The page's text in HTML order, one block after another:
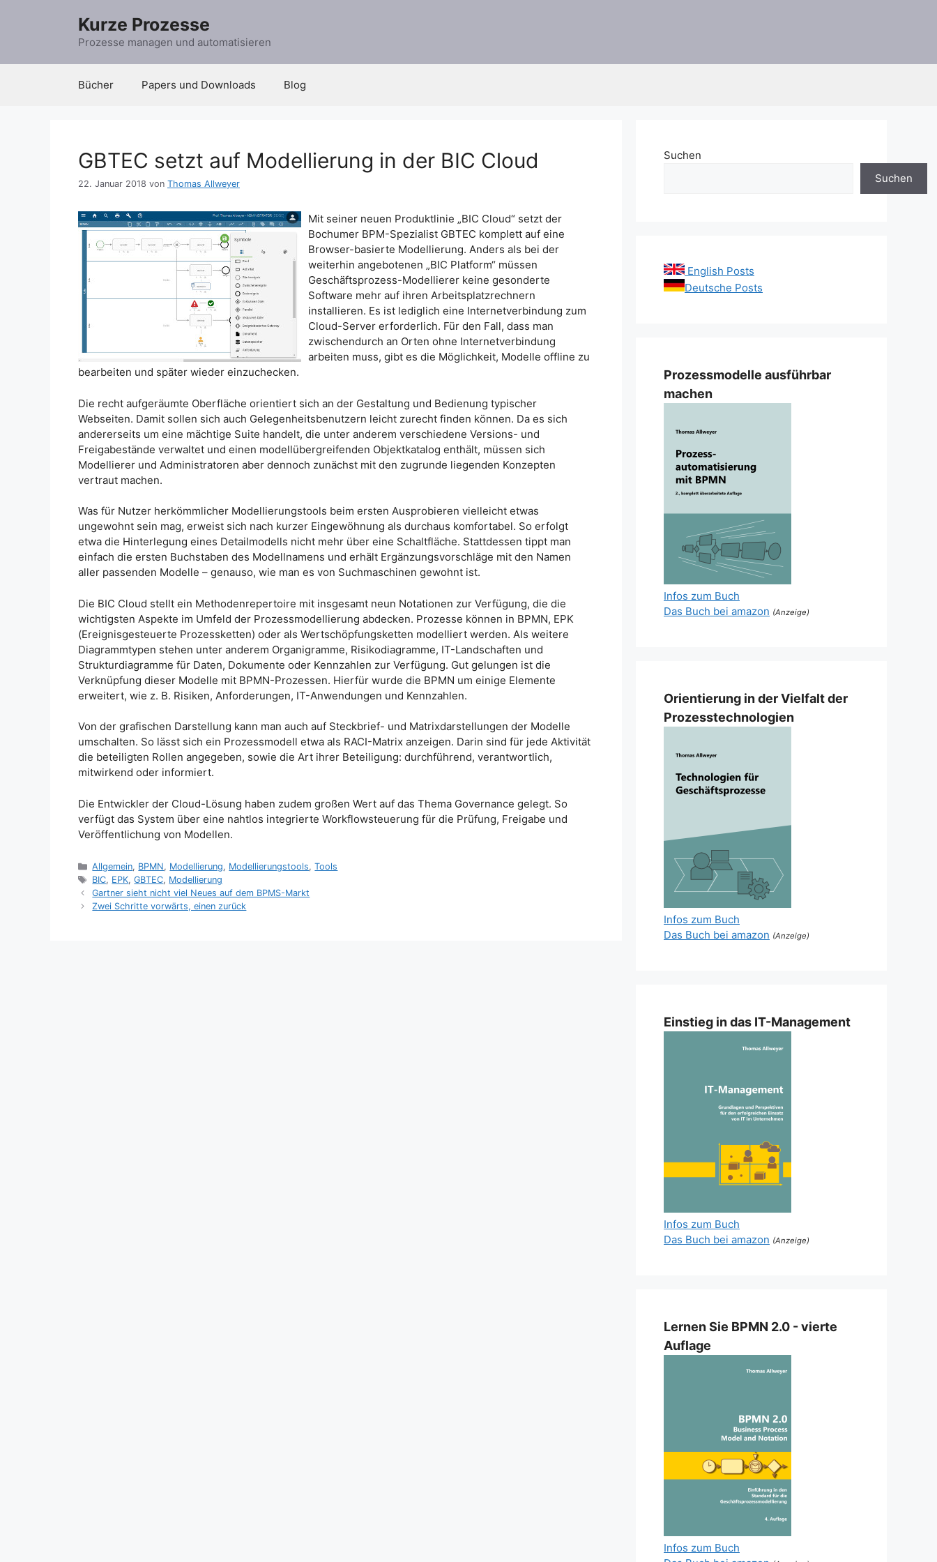
Kurze Prozesse
Prozesse managen und automatisieren
Bücher Papers und Downloads Blog
GBTEC setzt auf Modellierung in der BIC Cloud
22. Januar 2018 von Thomas Allweyer
Mit seiner neuen Produktlinie „BIC Cloud“ setzt der
Bochumer BPM-Spezialist GBTEC komplett auf eine
Browser-basierte Modellierung. Anders als bei der
weiterhin angebotenen „BIC Platform“ müssen
Geschäftsprozess-Modellierer keine gesonderte
Software mehr auf ihren Arbeitsplatzrechnern
installieren. Es ist lediglich eine Internetverbindung zum
Cloud-Server erforderlich. Für den Fall, dass man
zwischendurch an Orten ohne Internetverbindung
arbeiten muss, gibt es die Möglichkeit, Modelle offline zu
bearbeiten und später wieder einzuchecken.
Die recht aufgeräumte Oberfläche orientiert sich an der Gestaltung und Bedienung typischer
Webseiten. Damit sollen sich auch Gelegenheitsbenutzern leicht zurecht finden können. Da es sich
andererseits um eine mächtige Suite handelt, die unter anderem verschiedene Versions- und
Freigabestände verwaltet und einen modellübergreifenden Objektkatalog enthält, müssen sich
Modellierer und Administratoren aber dennoch zunächst mit den zugrunde liegenden Konzepten
vertraut machen.
Was für Nutzer herkömmlicher Modellierungstools beim ersten Ausprobieren vielleicht etwas
ungewohnt sein mag, erweist sich nach kurzer Eingewöhnung als durchaus komfortabel. So erfolgt
etwa die Hinterlegung eines Detailmodells nicht mehr über eine Schaltfläche. Stattdessen tippt man
einfach die ersten Buchstaben des Modellnamens und erhält Ergänzungsvorschläge mit den Namen
aller passenden Modelle – genauso, wie man es von Suchmaschinen gewohnt ist.
Die BIC Cloud stellt ein Methodenrepertoire mit insgesamt neun Notationen zur Verfügung, die die
wichtigsten Aspekte im Umfeld der Prozessmodellierung abdecken. Prozesse können in BPMN, EPK
(Ereignisgesteuerte Prozessketten) oder als Wertschöpfungsketten modelliert werden. Als weitere
Diagrammtypen stehen unter anderem Organigramme, Risikodiagramme, IT-Landschaften und
Strukturdiagramme für Daten, Dokumente oder Kennzahlen zur Verfügung. Gut gelungen ist die
Verknüpfung dieser Modelle mit BPMN-Prozessen. Hierfür wurde die BPMN um einige Elemente
erweitert, wie z. B. Risiken, Anforderungen, IT-Anwendungen und Kennzahlen.
Von der grafischen Darstellung kann man auch auf Steckbrief- und Matrixdarstellungen der Modelle
umschalten. So lässt sich ein Prozessmodell etwa als RACI-Matrix anzeigen. Darin sind für jede Aktivität
die beteiligten Rollen angegeben, sowie die Art ihrer Beteiligung: durchführend, verantwortlich,
mitwirkend oder informiert.
Die Entwickler der Cloud-Lösung haben zudem großen Wert auf das Thema Governance gelegt. So
verfügt das System über eine nahtlos integrierte Workflowsteuerung für die Prüfung, Freigabe und
Veröffentlichung von Modellen.
Kategorien
Allgemein, BPMN, Modellierung, Modellierungstools,Tools
Schlagwörter
BIC, EPK,GBTEC, Modellierung
Gartner sieht nicht viel Neues auf dem BPMS-Markt
Zwei Schritte vorwärts, einen zurück
Suchen
Suchen
English Posts
Deutsche Posts
Prozessmodelle ausführbar
machen
Infos zum Buch
Das Buch bei amazon (Anzeige)
Orientierung in der Vielfalt der
Prozesstechnologien
Infos zum Buch
Das Buch bei amazon (Anzeige)
Einstieg in das IT-Management
Infos zum Buch
Das Buch bei amazon (Anzeige)
Lernen Sie BPMN 2.0 - vierte
Auflage
Infos zum Buch